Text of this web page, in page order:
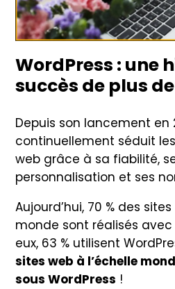
WordPress : une
succès de plus
Depuis son lancement en
continuellement séduit
web grâce à sa fiabilité,
personnalisation et ses
Aujourd’hui, 70 % des
monde sont réalisés avec
eux, 63 % utilisent
sites web à l’échelle
sous WordPress !